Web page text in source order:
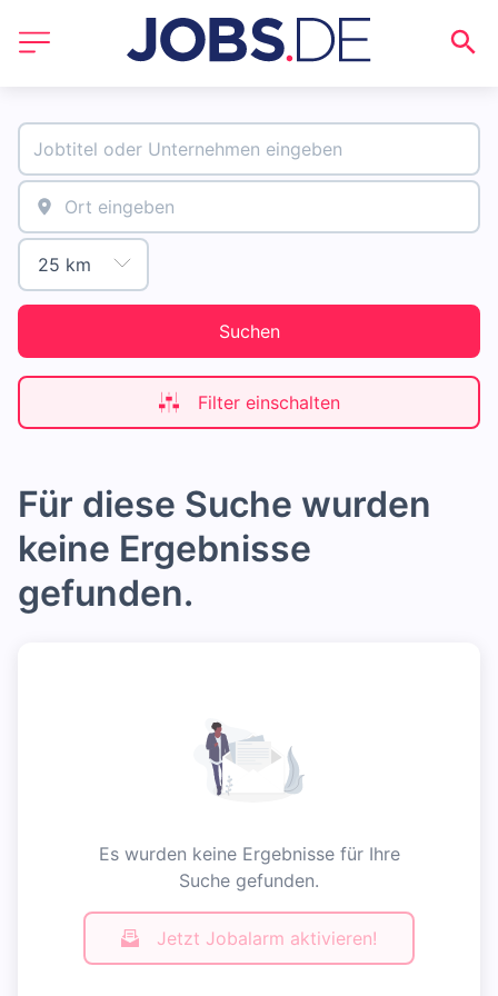
Suchen
Filter einschalten
Für diese Suche wurden
keine Ergebnisse
gefunden.
Es wurden keine Ergebnisse für Ihre
Suche gefunden.
Jetzt Jobalarm aktivieren!